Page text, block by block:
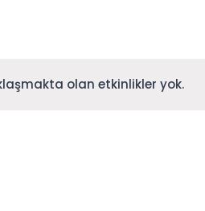
olan etkinlikler yok.